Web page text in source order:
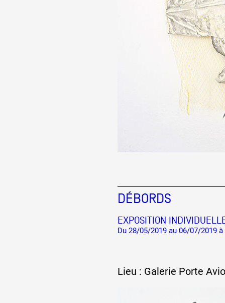
DÉBORDS
EXPOSITION
Du 28/05/2019 au 06/07/2019
Lieu : Galerie Porte